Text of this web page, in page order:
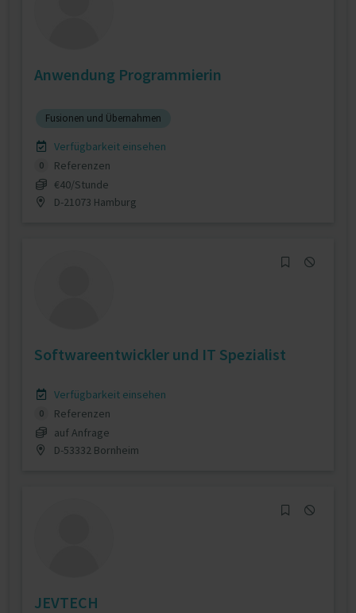
Anwendung Programmierin
Fusionen und Übernahmen
Verfügbarkeit einsehen
0
Referenzen
€40/Stunde
D-21073 Hamburg
Softwareentwickler und IT Spezialist
Verfügbarkeit einsehen
0
Referenzen
auf Anfrage
D-53332 Bornheim
JEVTECH